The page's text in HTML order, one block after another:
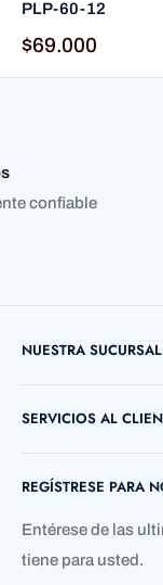
PLP-60-12
$69.000
NUESTRA
Telefono: +57 5
SERVICIOS AL
Contáctenos
Quienes Somos
REGÍSTRESE PARA
Entérese de las
tiene para usted.